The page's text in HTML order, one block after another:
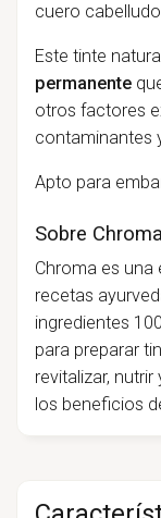
cuero
Este tinte
permanente
otros factores
contaminantes
Apto para
Sobre Chroma
Chroma es
recetas
ingredientes
para preparar
revitalizar,
los beneficios